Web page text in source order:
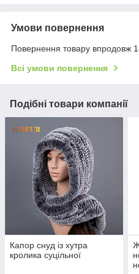
Умови повернення
Повернення товару впродовж
Всі умови повернення
Подібні товари компанії
Капор снуд із хутра
кролика суцільної